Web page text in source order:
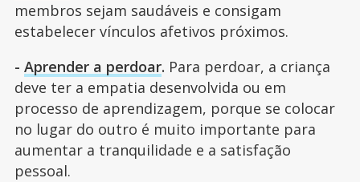
membros sejam saudáveis e consigam
estabelecer vínculos afetivos próximos.
- Aprender a perdoar. Para perdoar, a criança
deve ter a empatia desenvolvida ou em
processo de aprendizagem, porque se colocar
no lugar do outro é muito importante para
aumentar a tranquilidade e a satisfação
pessoal.